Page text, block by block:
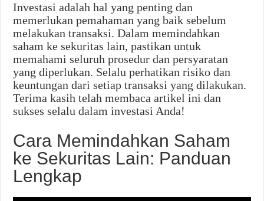
Investasi adalah hal yang penting dan
memerlukan pemahaman yang baik sebelum
melakukan transaksi. Dalam memindahkan
saham ke sekuritas lain, pastikan untuk
memahami seluruh prosedur dan persyaratan
yang diperlukan. Selalu perhatikan risiko dan
keuntungan dari setiap transaksi yang dilakukan.
Terima kasih telah membaca artikel ini dan
sukses selalu dalam investasi Anda!
Cara Memindahkan Saham
ke Sekuritas Lain: Panduan
Lengkap